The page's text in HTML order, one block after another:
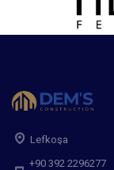
Lefkoşa
+90 392 2296277